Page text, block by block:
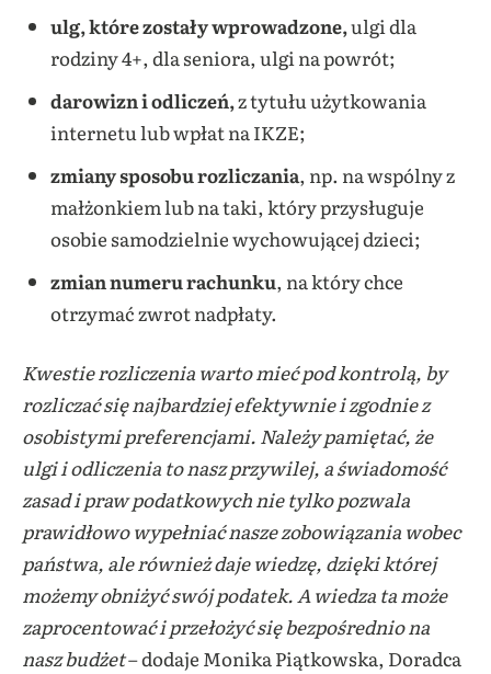
ulg, które zostały wprowadzone,ulgi dla
rodziny 4+, dla seniora, ulgi na powrót;
darowizn i odliczeń,z tytułu użytkowania
internetu lub wpłat na IKZE;
zmiany sposobu rozliczania, np. na wspólny z
małżonkiem lub na taki, który przysługuje
osobie samodzielnie wychowującej dzieci;
zmian numeru rachunku, na który chce
otrzymać zwrot nadpłaty.
Kwestie rozliczenia warto mieć pod kontrolą, by
rozliczać się najbardziej efektywnie i zgodnie z
osobistymi preferencjami. Należy pamiętać, że
ulgi i odliczenia to nasz przywilej, a świadomość
zasad i praw podatkowych nie tylko pozwala
prawidłowo wypełniać nasze zobowiązania wobec
państwa, ale również daje wiedzę, dzięki której
możemy obniżyć swój podatek. A wiedza ta może
zaprocentować i przełożyć się bezpośrednio na
nasz budżet– dodaje Monika Piątkowska, Doradca